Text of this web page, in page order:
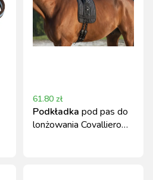
61.80 zł
Podkładka pod pas do
lonżowania Covalliero